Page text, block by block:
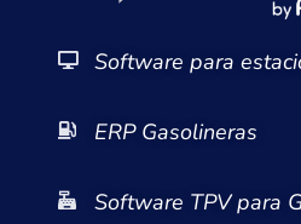
Software para
ERP Gasolineras
Software TPV para